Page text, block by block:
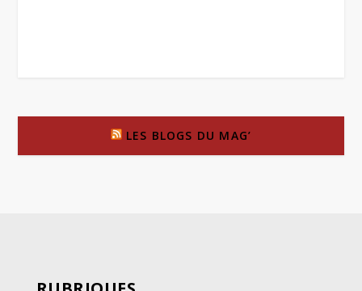
LES BLOGS DU MAG’